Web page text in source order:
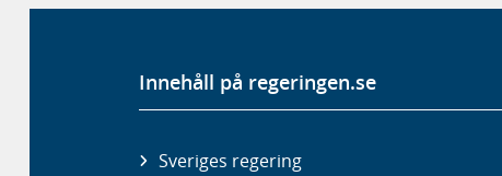
Innehåll på regeringen.se
Sveriges regering